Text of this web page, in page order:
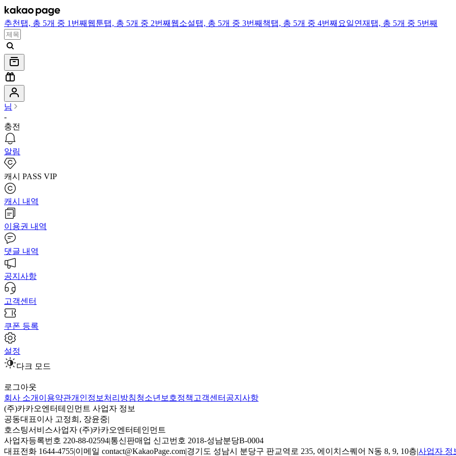
추천 탭, 총 5개 중 1번째 웹툰탭, 총 5개 중 2번째 웹소설탭, 총 5개 중 3번째 책탭, 총 5개 중 4번째 요일연재 탭, 총 5개 중 5번째
님
-
충전
알림
캐시 PASS VIP
캐시 내역
이용권 내역
댓글 내역
공지사항
고객센터
쿠폰 등록
설정
다크 모드
로그아웃
회사 소개 이용약관개인정보처리방침청소년보호정책 고객센터 공지사항
(주)카카오엔터테인먼트 사업자 정보
공동대표이사 고정희, 장윤중|
호스팅서비스사업자 (주)카카오엔터테인먼트
사업자등록번호 220-88-02594|통신판매업 신고번호 2018-성남분당B-0004
대표전화 1644-4755|이메일 contact@KakaoPage.com|경기도 성남시 분당구 판교역로 235, 에이치스퀘어 N동 8, 9, 10층|사업자 정